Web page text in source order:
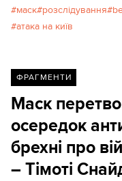
маск розслідування
атака на київ
ФРАГМЕНТИ
Маск
осередок
брехні про
– Тімоті